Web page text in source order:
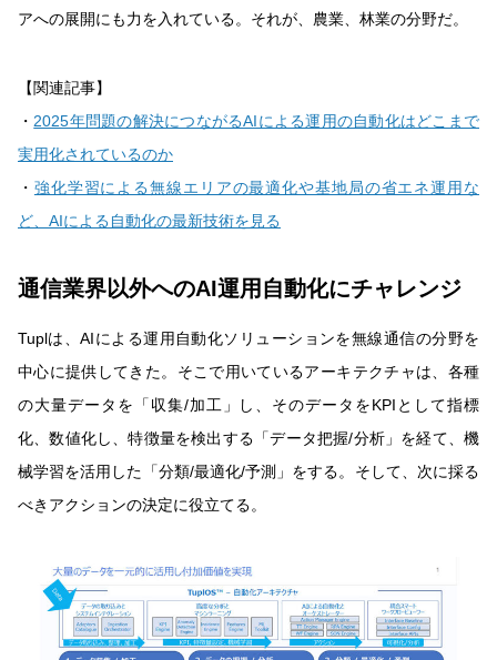
アへの展開にも力を入れている。それが、農業、林業の分野だ。
【関連記事】
・ 2025年問題の解決につながるAIによる運用の自動化はどこまで
実用化されているのか
・ 強化学習による無線エリアの最適化や基地局の省エネ運用な
ど、AIによる自動化の最新技術を見る
通信業界以外へのAI運用自動化にチャレンジ
Tuplは、AIによる運用自動化ソリューションを無線通信の分野を
中心に提供してきた。そこで用いているアーキテクチャは、各種
の大量データを「収集/加工」し、そのデータをKPIとして指標
化、数値化し、特徴量を検出する「データ把握/分析」を経て、機
械学習を活用した「分類/最適化/予測」をする。そして、次に採る
べきアクションの決定に役立てる。